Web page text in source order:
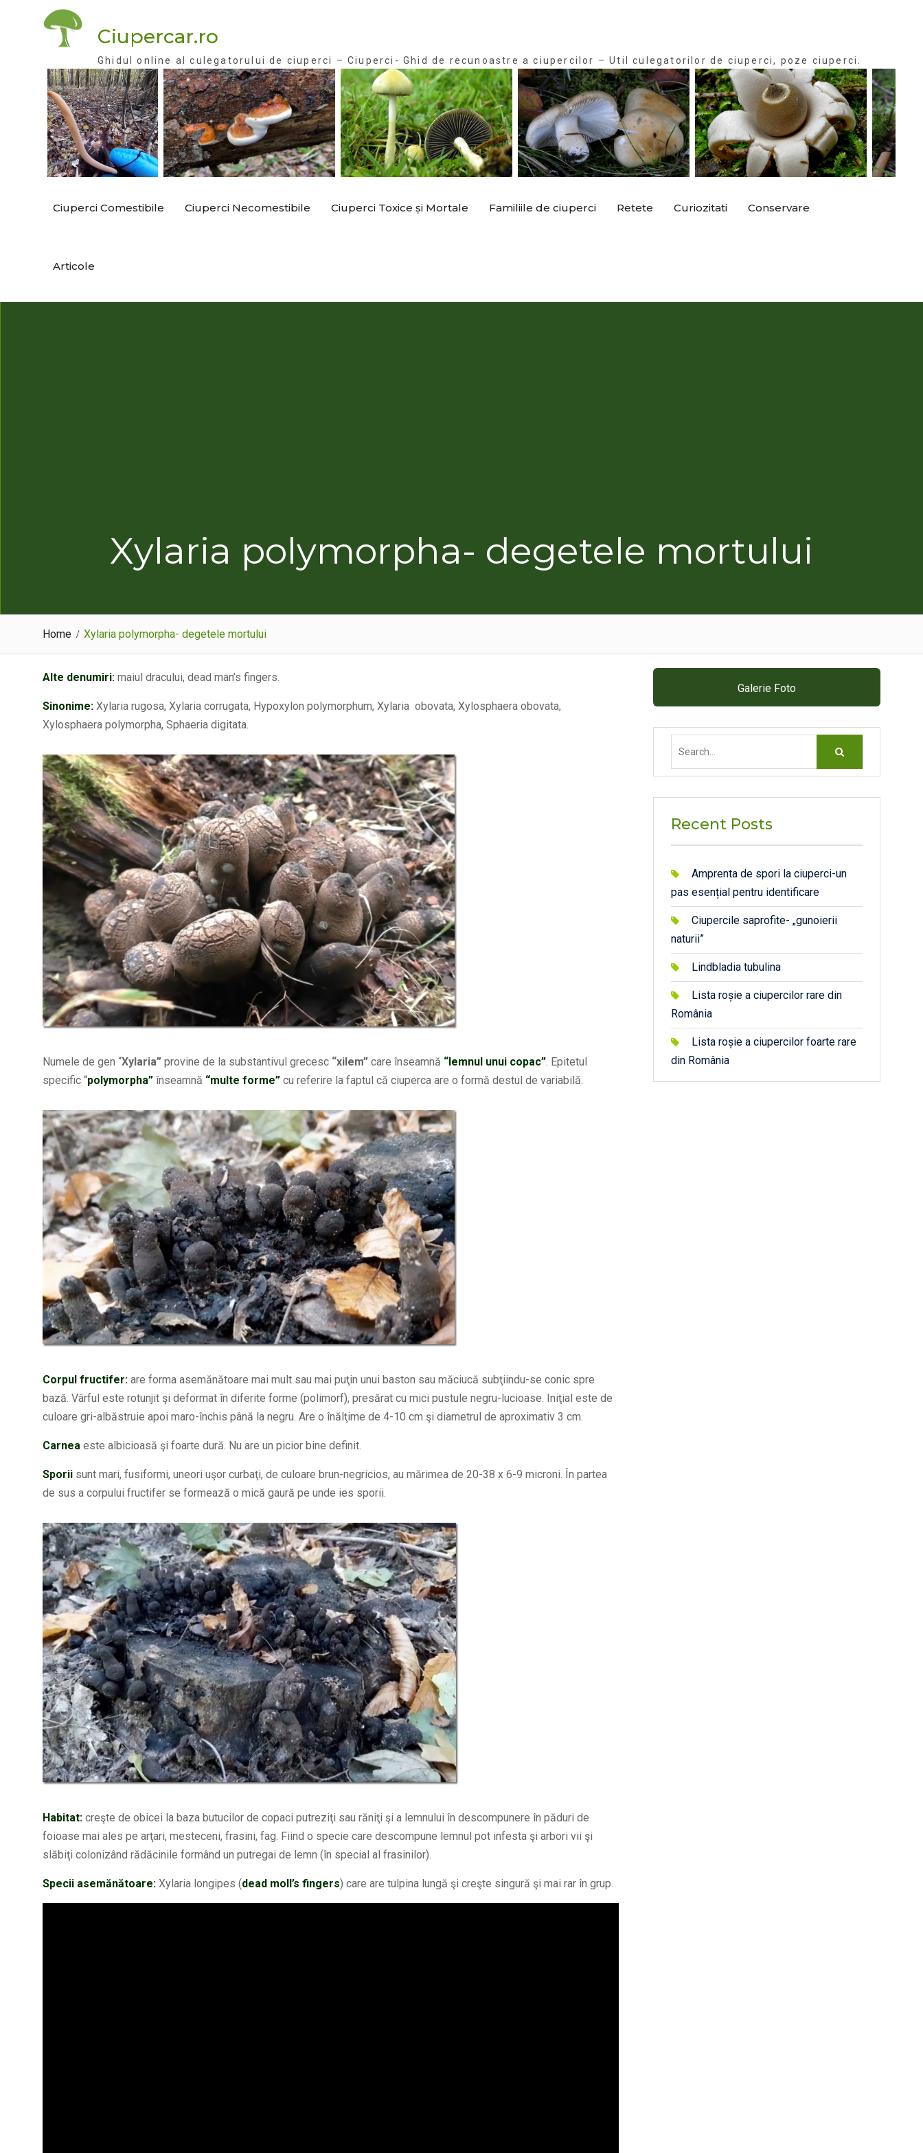
Ciupercar.ro
Ghidul online al culegatorului de ciuperci – Ciuperci- Ghid de recunoastre a ciupercilor – Util culegatorilor de ciuperci, poze ciuperci.
Ciuperci Comestibile Ciuperci Necomestibile Ciuperci Toxice și Mortale Familiile de ciuperci Retete Curiozitati Conservare
Articole
Xylaria polymorpha- degetele mortului
Home Xylaria polymorpha- degetele mortului
Alte denumiri: maiul dracului, dead man’s fingers.
Sinonime: Xylaria rugosa, Xylaria corrugata, Hypoxylon polymorphum, Xylaria obovata, Xylosphaera obovata,
Xylosphaera polymorpha, Sphaeria digitata.
Numele de gen “Xylaria” provine de la substantivul grecesc “xilem” care înseamnă “lemnul unui copac”. Epitetul
specific “polymorpha” înseamnă “multe forme” cu referire la faptul că ciuperca are o formă destul de variabilă.
Corpul fructifer: are forma asemănătoare mai mult sau mai puţin unui baston sau măciucă subţiindu-se conic spre
bază. Vârful este rotunjit şi deformat în diferite forme (polimorf), presărat cu mici pustule negru-lucioase. Iniţial este de
culoare gri-albăstruie apoi maro-închis până la negru. Are o înălţime de 4-10 cm şi diametrul de aproximativ 3 cm.
Carnea este albicioasă şi foarte dură. Nu are un picior bine definit.
Sporii sunt mari, fusiformi, uneori uşor curbaţi, de culoare brun-negricios, au mărimea de 20-38 x 6-9 microni. În partea
de sus a corpului fructifer se formează o mică gaură pe unde ies sporii.
Habitat: creşte de obicei la baza butucilor de copaci putreziţi sau răniţi şi a lemnului în descompunere în păduri de
foioase mai ales pe arţari, mesteceni, frasini, fag. Fiind o specie care descompune lemnul pot infesta şi arbori vii şi
slăbiţi colonizând rădăcinile formând un putregai de lemn (în special al frasinilor).
Specii asemănătoare: Xylaria longipes (dead moll’s fingers) care are tulpina lungă şi creşte singură şi mai rar în grup.
Galerie Foto
Recent Posts
Amprenta de spori la ciuperci-un
pas esențial pentru identificare
Ciupercile saprofite- „gunoierii
naturii”
Lindbladia tubulina
Lista roșie a ciupercilor rare din
România
Lista roșie a ciupercilor foarte rare
din România